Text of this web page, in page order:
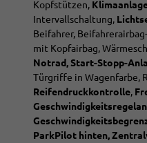
Kopfstützen,
Intervallschaltung,
Beifahrer,
mit Kopfairbag,
Notrad, Start-Stopp-
Türgriffe in Wagenfarbe,
Reifendruckkontrolle,
ParkPilot hinten,